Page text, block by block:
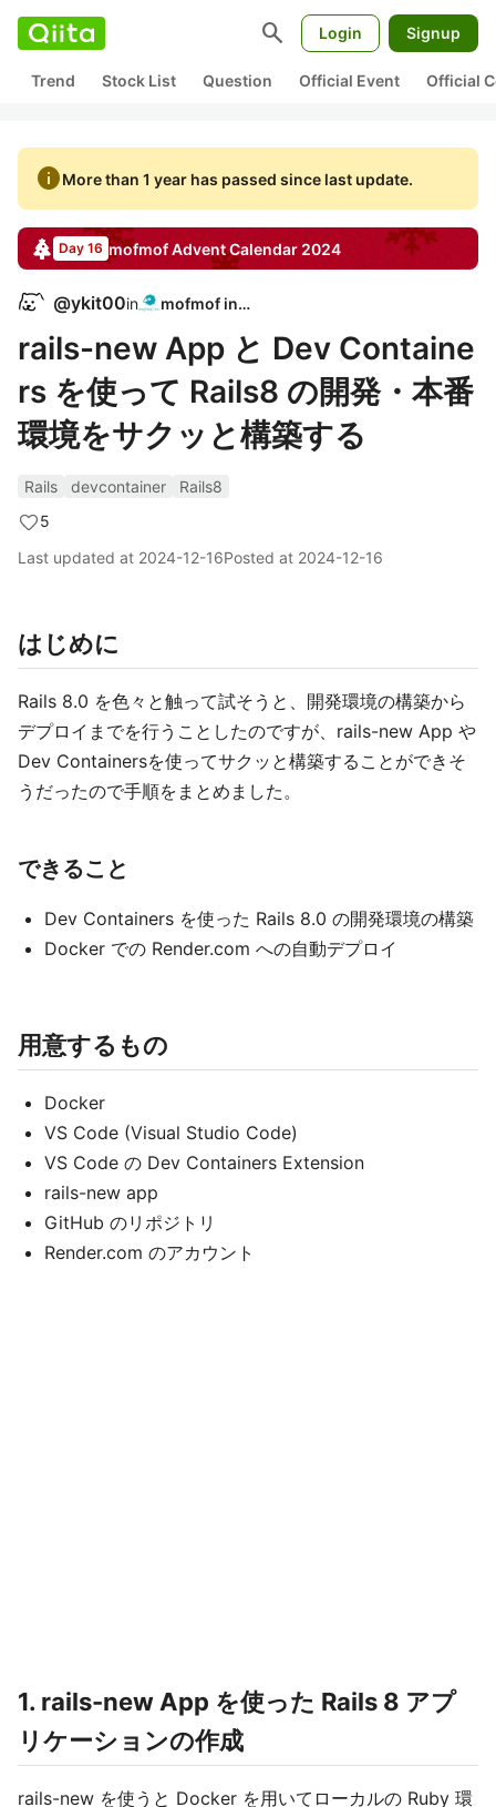
search Login Signup
Trend Stock List Question Official Event Official
infoMore than 1 year has passed since last update.
Day 16 mofmofAdvent Calendar 2024
@ykit00in mofmof inc.
rails-new App と Dev Containe
rs を使って Rails8 の開発・本番
環境をサクッと構築する
Rails devcontainer
Rails8
5
Last updated at 2024-12-16Posted at 2024-12-16
はじめに
Rails 8.0 を色々と触って試そうと、開発環境の構築から
デプロイまでを行うことしたのですが、rails-new App や
Dev Containersを使ってサクッと構築することができそ
うだったので手順をまとめました。
できること
Dev Containers を使った Rails 8.0 の開発環境の構築
Docker での Render.com への自動デプロイ
用意するもの
Docker
VS Code (Visual Studio Code)
VS Code の Dev Containers Extension
rails-new app
GitHub のリポジトリ
Render.com のアカウント
1. rails-new App を使った Rails 8 アプ
リケーションの作成
rails-new を使うと Docker を用いてローカルの Ruby 環